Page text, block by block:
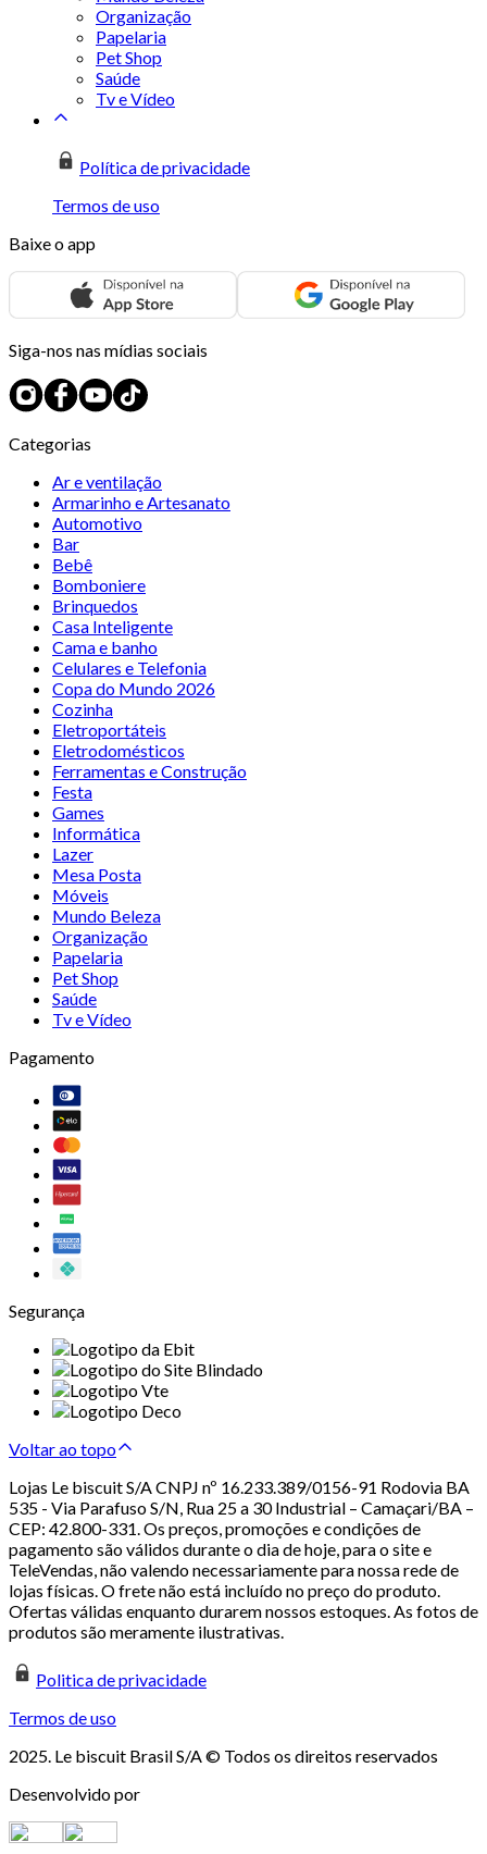
Organização
Papelaria
Pet Shop
Saúde
Tv e Vídeo
Política de privacidade
Termos de uso
Baixe o app
Siga-nos nas mídias sociais
Categorias
Ar e ventilação
Armarinho e Artesanato
Automotivo
Bar
Bebê
Bomboniere
Brinquedos
Casa Inteligente
Cama e banho
Celulares e Telefonia
Copa do Mundo 2026
Cozinha
Eletroportáteis
Eletrodomésticos
Ferramentas e Construção
Festa
Games
Informática
Lazer
Mesa Posta
Móveis
Mundo Beleza
Organização
Papelaria
Pet Shop
Saúde
Tv e Vídeo
Pagamento
Segurança
Voltar ao topo
Lojas Le biscuit S/A CNPJ nº 16.233.389/0156-91 Rodovia BA
535 - Via Parafuso S/N, Rua 25 a 30 Industrial – Camaçari/BA –
CEP: 42.800-331. Os preços, promoções e condições de
pagamento são válidos durante o dia de hoje, para o site e
TeleVendas, não valendo necessariamente para nossa rede de
lojas físicas. O frete não está incluído no preço do produto.
Ofertas válidas enquanto durarem nossos estoques. As fotos de
produtos são meramente ilustrativas.
Politica de privacidade
Termos de uso
2025. Le biscuit Brasil S/A © Todos os direitos reservados
Desenvolvido por